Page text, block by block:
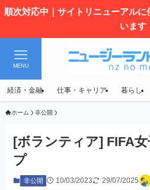
順次対応中｜サイトリニューアル
います
MENU
経済・金融 仕事・キャリア 暮らし
ホーム 非公開
[ボランティア] FIFA
プ
非公開 10/03/2023 29/07/2025